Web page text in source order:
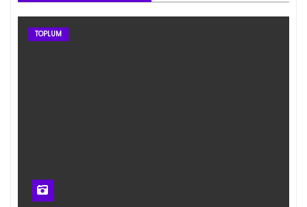
TOPLUM